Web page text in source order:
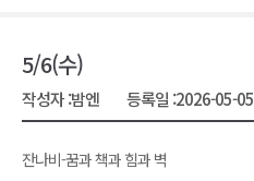
5/6(수)
작성자 :밤엔 등록일 :2026-05-05
잔나비-꿈과 책과 힘과 벽